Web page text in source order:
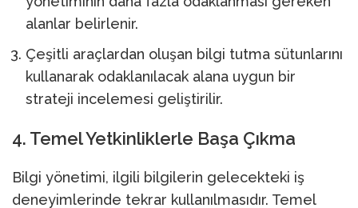
alanlar belirlenir.
Çeşitli araçlardan oluşan bilgi tutma sütunlarını
kullanarak odaklanılacak alana uygun bir
strateji incelemesi geliştirilir.
4. Temel Yetkinliklerle Başa Çıkma
Bilgi yönetimi, ilgili bilgilerin gelecekteki iş
deneyimlerinde tekrar kullanılmasıdır. Temel